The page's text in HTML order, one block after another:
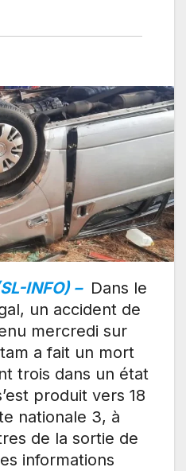
INFO) – Dans le
un accident de
mercredi sur
a fait un mort
trois dans un état
produit vers 18
nationale 3, à
de la sortie de
informations